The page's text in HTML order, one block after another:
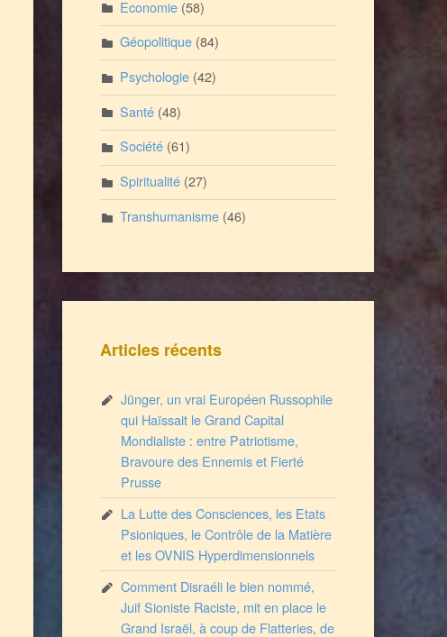
Economie(58)
Géopolitique(84)
Psychologie(42)
Santé(48)
Société(61)
Spiritualité(27)
Transhumanisme(46)
Articles récents
Jünger, un vrai Européen Russophile
qui Haïssait le Grand Capital
Mondialiste : entre Patriotisme,
Bravoure des Ennemis et Fierté
Prusse
La Lutte des Consciences, les Etats
Psioniques, le Contrôle de la Matière
et les OVNIS Hyperdimensionnels
Comment Disraéli le bien nommé,
Juif Sioniste Raciste, mit en place le
Grand Israël, à coup de Flatteries, de